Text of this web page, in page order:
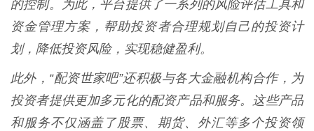
的控制。为此，平台提供了一系列的风险评估工具和
资金管理方案，帮助投资者合理规划自己的投资计
划，降低投资风险，实现稳健盈利。
此外，“配资世家吧”还积极与各大金融机构合作，为
投资者提供更加多元化的配资产品和服务。这些产品
和服务不仅涵盖了股票、期货、外汇等多个投资领